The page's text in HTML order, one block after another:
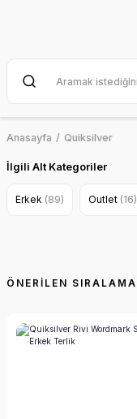
Anasayfa Quiksilver
İlgili Alt Kategoriler
Erkek (89) Outlet (16)